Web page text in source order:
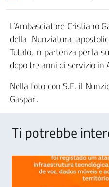
L’Ambasciatore Cristiano
della Nunziatura
Tutalo, in partenza per la
dopo tre anni di servizio in
Nella foto con S.E. il
Gaspari.
Ti potrebbe